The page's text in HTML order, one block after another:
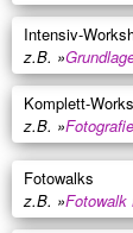
Intensiv-
z.B. »
Komplett-
z.B. »
Fotowalks
z.B. »Fotowalk